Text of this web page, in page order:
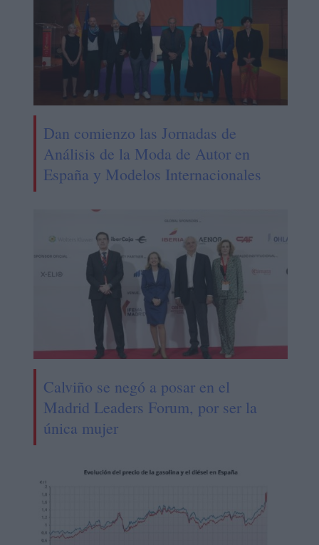
Dan comienzo las Jornadas de
Análisis de la Moda de Autor en
España y Modelos Internacionales
Calviño se negó a posar en el
Madrid Leaders Forum, por ser la
única mujer